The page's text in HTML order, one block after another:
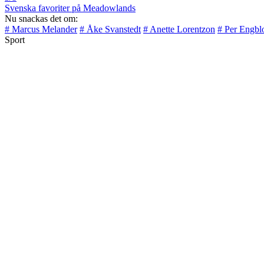
Svenska favoriter på Meadowlands
Nu snackas det om:
# Marcus Melander # Åke Svanstedt # Anette Lorentzon # Per
Sport